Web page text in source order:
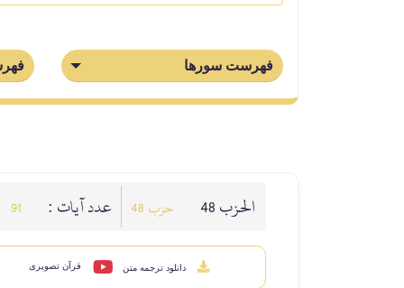
فهرست سورها
الحزب 48 حزب 48 عدد آيات : 91
دانلود ترجمه متن قرآن تصویری